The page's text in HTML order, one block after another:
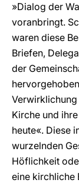
»Dialog der
voranbringt.
waren diese
Briefen,
der
Kirche und
heute«. Diese
wurzelnden
Höflichkeit
eine kirchliche